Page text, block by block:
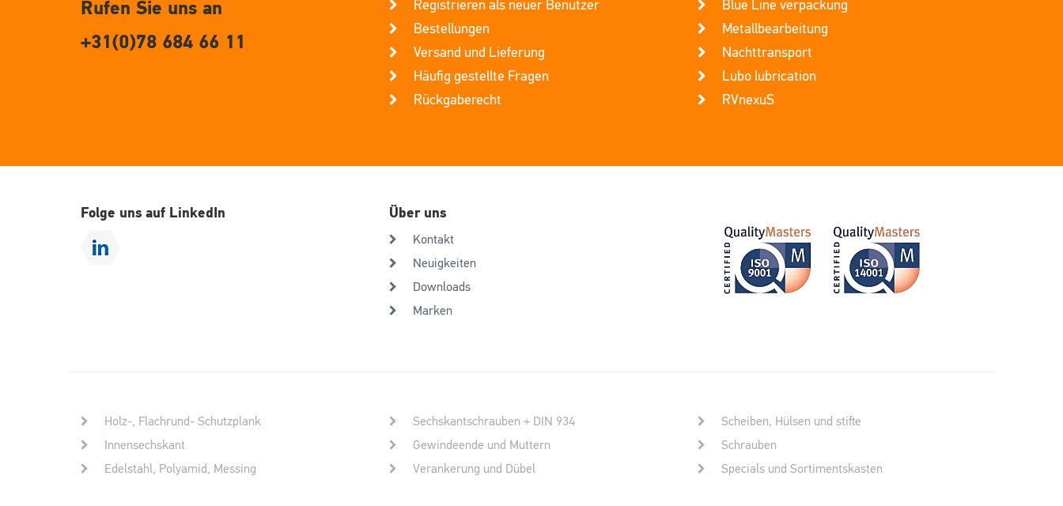
Rufen Sie uns an
+31(0)78 684 66 11
Registrieren als neuer Benutzer
Bestellungen
Versand und Lieferung
Häufig gestellte Fragen
Rückgaberecht
Blue Line verpackung
Metallbearbeitung
Nachttransport
Lubo lubrication
RVnexuS
Folge uns auf LinkedIn Über uns
Kontakt
Neuigkeiten
Downloads
Marken
Holz-, Flachrund- Schutzplank
Innensechskant
Edelstahl, Polyamid, Messing
Sechskantschrauben + DIN 934
Gewindeende und Muttern
Verankerung und Dübel
Scheiben, Hülsen und stifte
Schrauben
Specials und Sortimentskasten